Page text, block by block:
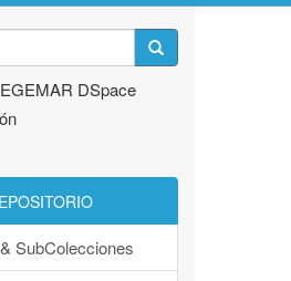
DSpace
SubColecciones